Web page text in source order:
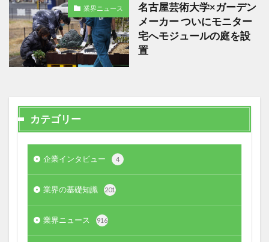
業界ニュース
名古屋芸術大学×ガーデン
メーカー ついにモニター
宅へモジュールの庭を設
置
カテゴリー
企業インタビュー 4
業界の基礎知識 201
業界ニュース 916